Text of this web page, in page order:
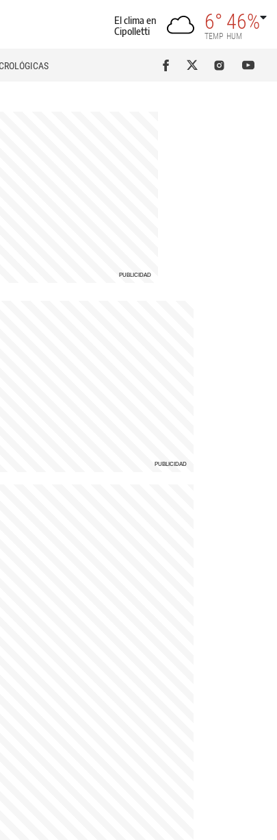
El clima en
Cipolletti
6°
TEMP
46%
HUM